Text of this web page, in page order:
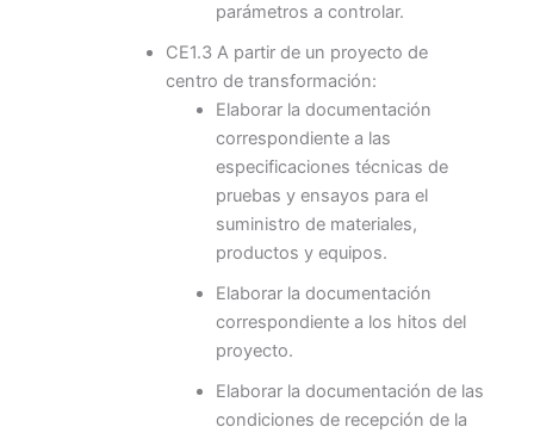
parámetros a controlar.
CE1.3 A partir de un proyecto de
centro de transformación:
Elaborar la documentación
correspondiente a las
especificaciones técnicas de
pruebas y ensayos para el
suministro de materiales,
productos y equipos.
Elaborar la documentación
correspondiente a los hitos del
proyecto.
Elaborar la documentación de las
condiciones de recepción de la